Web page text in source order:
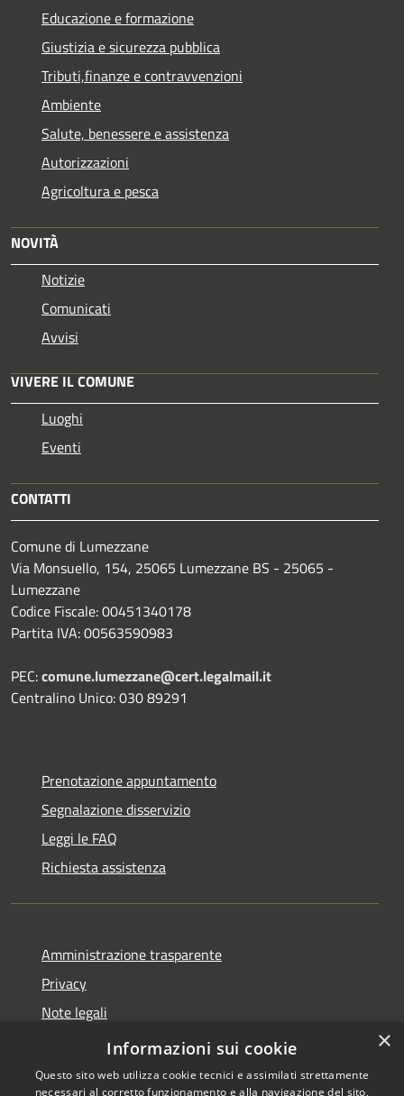
Educazione e formazione
Giustizia e sicurezza pubblica
Tributi,finanze e contravvenzioni
Ambiente
Salute, benessere e assistenza
Autorizzazioni
Agricoltura e pesca
NOVITÀ
Notizie
Comunicati
Avvisi
VIVERE IL COMUNE
Luoghi
Eventi
CONTATTI
Comune di Lumezzane
Via Monsuello, 154, 25065 Lumezzane BS - 25065 -
Lumezzane
Codice Fiscale: 00451340178
Partita IVA: 00563590983
PEC:comune.lumezzane@cert.legalmail.it
Centralino Unico: 030 89291
Prenotazione appuntamento
Segnalazione disservizio
Leggi le FAQ
Richiesta assistenza
Amministrazione trasparente
Privacy
Note legali
Dichiarazione di accessibilità
×
Informazioni sui cookie
Questo sito web utilizza cookie tecnici e assimilati strettamente
necessari al corretto funzionamento e alla navigazione del sito,